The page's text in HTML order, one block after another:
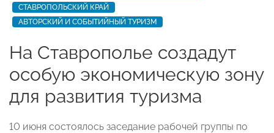
СТАВРОПОЛЬСКИЙ КРАЙ
АВТОРСКИЙ И СОБЫТИЙНЫЙ ТУРИЗМ
На Ставрополье создадут
особую экономическую зону
для развития туризма
10 июня состоялось заседание рабочей группы по